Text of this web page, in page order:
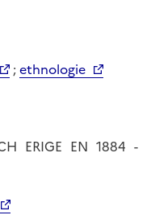
;ethnologie
ERIGE EN 1884 -